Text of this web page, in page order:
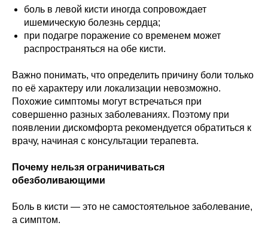
боль в левой кисти иногда сопровождает
ишемическую болезнь сердца;
при подагре поражение со временем может
распространяться на обе кисти.
Важно понимать, что определить причину боли только
по её характеру или локализации невозможно.
Похожие симптомы могут встречаться при
совершенно разных заболеваниях. Поэтому при
появлении дискомфорта рекомендуется обратиться к
врачу, начиная с консультации терапевта.
Почему нельзя ограничиваться
обезболивающими
Боль в кисти — это не самостоятельное заболевание,
а симптом.